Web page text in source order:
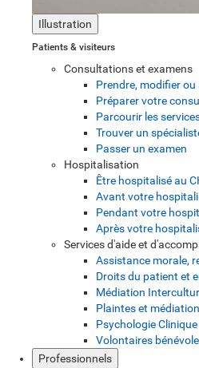
Illustration
Patients & visiteurs
Consultations et examens
Prendre, modifier
Préparer votre
Parcourir les
Trouver un
Passer un examen
Hospitalisation
Être hospitalisé au
Avant votre
Pendant votre
Après votre
Services d'aide et
Assistance morale,
Droits du patient et
Médiation
Plaintes et
Psychologie
Volontaires
Professionnels